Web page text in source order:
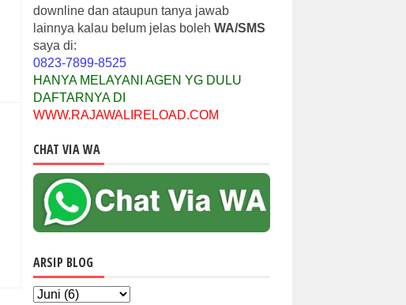
downline dan ataupun tanya jawab
lainnya kalau belum jelas boleh WA/SMS
saya di:
0823-7899-8525
HANYA MELAYANI AGEN YG DULU
DAFTARNYA DI
WWW.RAJAWALIRELOAD.COM
CHAT VIA WA
ARSIP BLOG